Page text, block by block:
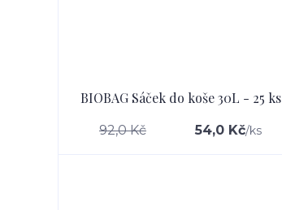
BIOBAG Sáček do koše 30L - 25 ks
92,0 Kč 54,0 Kč/ks